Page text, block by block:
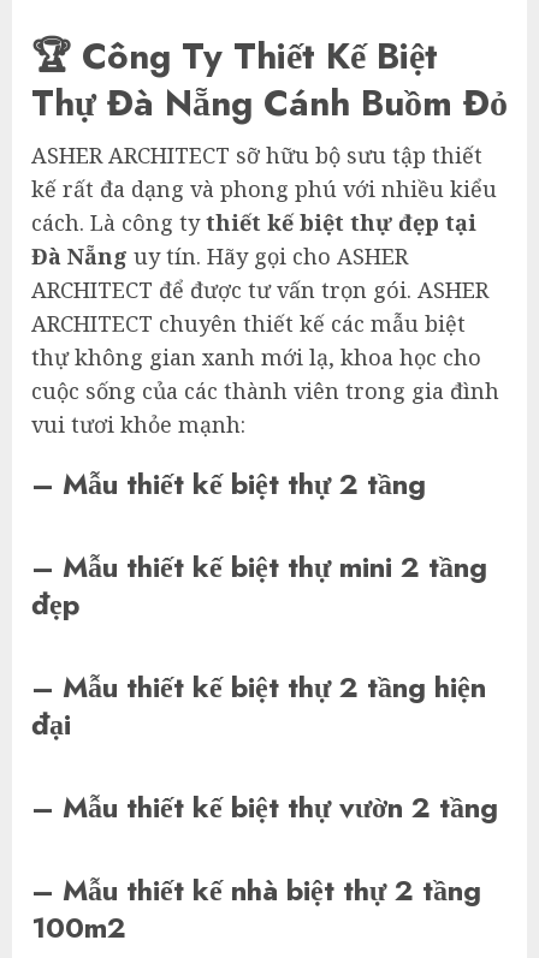
🏆 Công Ty Thiết Kế Biệt
Thự Đà Nẵng Cánh Buồm Đỏ
ASHER ARCHITECT sỡ hữu bộ sưu tập thiết
kế rất đa dạng và phong phú với nhiều kiểu
cách. Là công tythiết kế biệt thự đẹp tại
Đà Nẵng uy tín. Hãy gọi cho ASHER
ARCHITECT để được tư vấn trọn gói. ASHER
ARCHITECT chuyên thiết kế các mẫu biệt
thự không gian xanh mới lạ, khoa học cho
cuộc sống của các thành viên trong gia đình
vui tươi khỏe mạnh:
– Mẫu thiết kế biệt thự 2 tầng
– Mẫu thiết kế biệt thự mini 2 tầng
đẹp
– Mẫu thiết kế biệt thự 2 tầng hiện
đại
– Mẫu thiết kế biệt thự vườn 2 tầng
– Mẫu thiết kế nhà biệt thự 2 tầng
100m2